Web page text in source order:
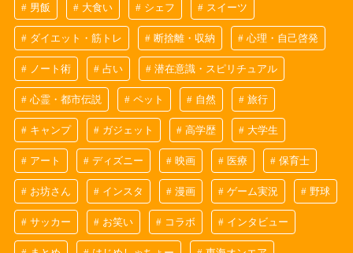
男飯 大食い シェフ スイーツ
ダイエット・筋トレ 断捨離・収納 心理・自己啓発
ノート術 占い 潜在意識・スピリチュアル
心霊・都市伝説 ペット 自然 旅行
キャンプ ガジェット 高学歴 大学生
アート ディズニー 映画 医療 保育士
お坊さん インスタ 漫画 ゲーム実況 野球
サッカー お笑い コラボ インタビュー